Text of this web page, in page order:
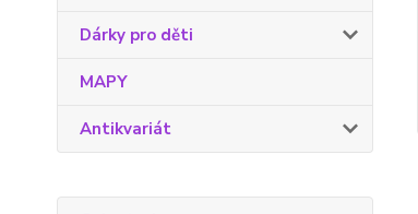
Dárky pro děti
MAPY
Antikvariát